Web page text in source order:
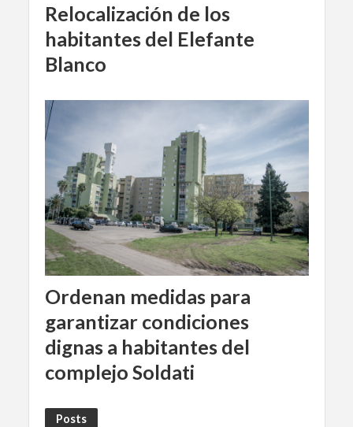
Relocalización de los
habitantes del Elefante
Blanco
Ordenan medidas para
garantizar condiciones
dignas a habitantes del
complejo Soldati
Posts